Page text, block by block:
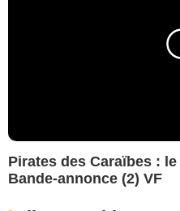
Pirates des Caraïbes :
Bande-annonce (2) VF